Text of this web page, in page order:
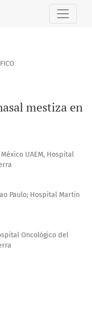
en rinoplastía
mestiza en
UAEM, Hospital
Paulo; Hospital Martin
Oncológico del